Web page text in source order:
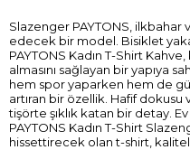
Slazenger PAYTONS, ilkbahar
edecek bir model. Bisiklet
PAYTONS Kadın T-Shirt
almasını sağlayan bir yapıya
hem spor yaparken hem de
artıran bir özellik. Hafif dokusu
tişörte şıklık katan bir detay.
PAYTONS Kadın T-Shirt
hissettirecek olan t-shirt,